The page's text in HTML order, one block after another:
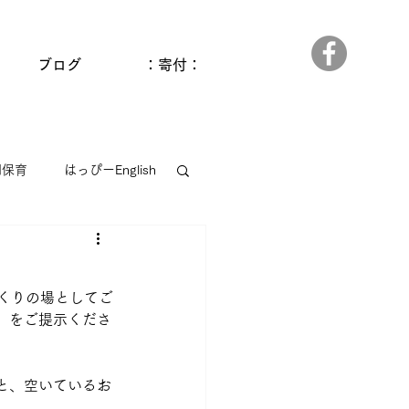
ブログ ：寄付：
育 はっぴーEnglish
ゆうゆう和田館
りの場としてご
をご提示くださ
、空いているお